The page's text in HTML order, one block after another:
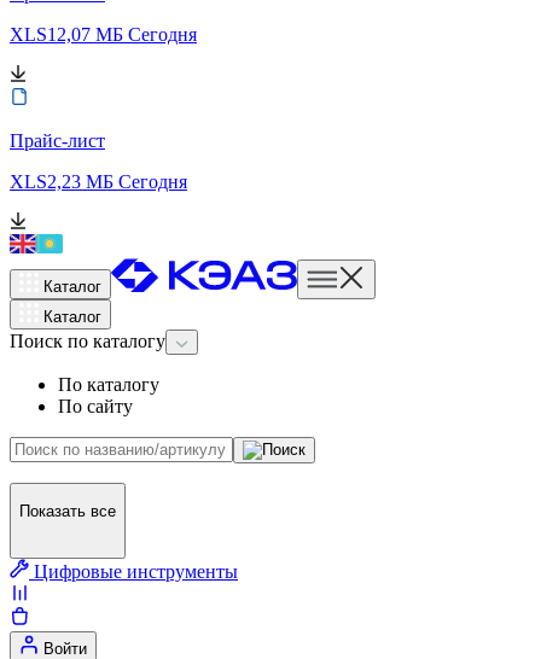
XLS12,07 МБ Сегодня
Прайс-лист
XLS2,23 МБ Сегодня
Каталог
Каталог
Поиск по каталогу
По каталогу
По сайту
Показать все
Цифровые инструменты
Войти